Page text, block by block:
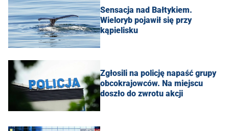
Sensacja nad Bałtykiem.
Wieloryb pojawił się przy
kąpielisku
Zgłosili na policję napaść grupy
obcokrajowców. Na miejscu
doszło do zwrotu akcji